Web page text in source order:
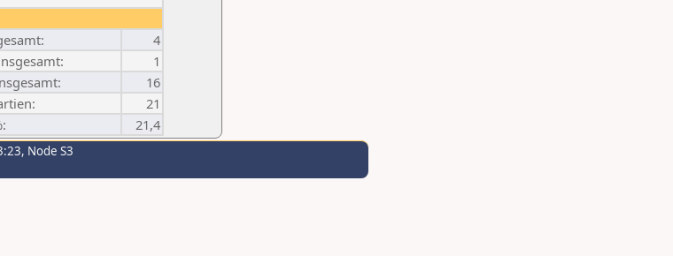
4
1
16
21
21,4
Node S3